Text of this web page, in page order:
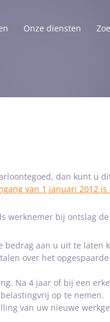
Onze diensten
dan kunt u
van 1 januari 2012 is
werknemer bij ontslag
aan u uit te laten
over het
Na 4 jaar of bij een
op te nemen.
van uw nieuwe